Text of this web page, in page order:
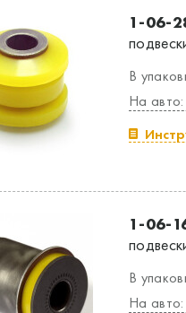
1-06-
В
На
1-06-
В
На